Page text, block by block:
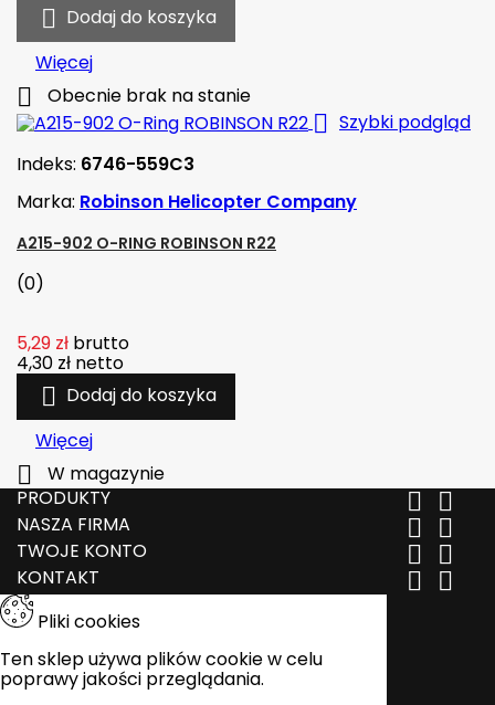
 Dodaj do koszyka
Więcej
 Obecnie brak na stanie
 Szybki podgląd
Indeks: 6746-559C3
Marka: Robinson Helicopter Company
A215-902 O-RING ROBINSON R22
(0)
5,29 zł brutto
4,30 zł netto
 Dodaj do koszyka
Więcej

W magazynie
PRODUKTY
 
NASZA FIRMA  
TWOJE KONTO  
KONTAKT  
Pliki cookies
Ten sklep używa plików cookie w celu
poprawy jakości przeglądania.